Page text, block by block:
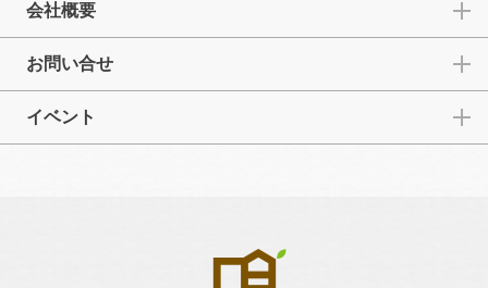
会社概要
お問い合せ
イベント